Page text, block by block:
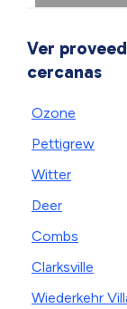
Ver
cercanas
Ozone
Pettigrew
Witter
Deer
Combs
Clarksville
Wiederkehr